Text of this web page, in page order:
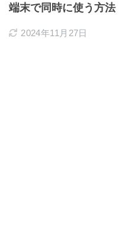
端末で同時に使う方法
2024年11月27日